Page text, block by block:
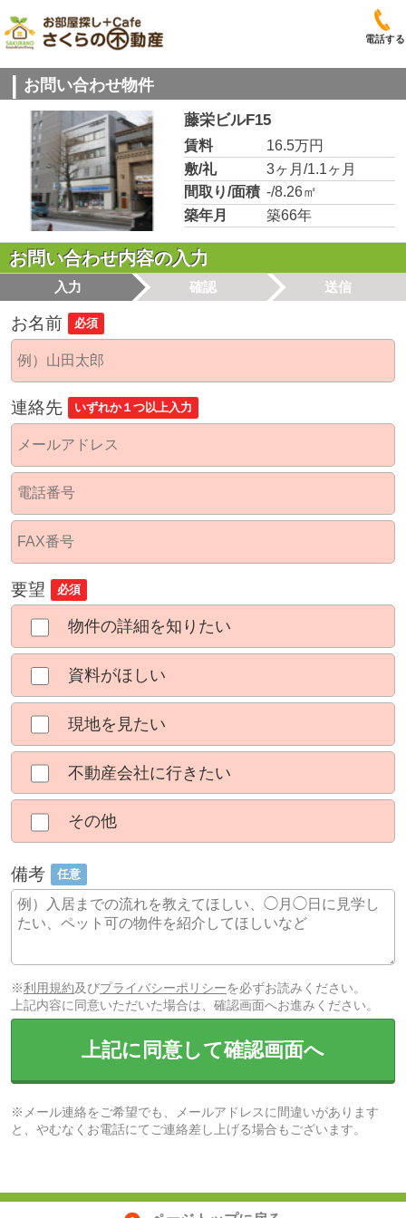
電話する
お問い合わせ物件
藤栄ビルF15
賃料
16.5万円
敷/礼
3ヶ月/1.1ヶ月
間取り/面積 -/8.26㎡
築年月
築66年
お問い合わせ内容の入力
入力 確認 送信
お名前 必須
連絡先 いずれか１つ以上入力
要望 必須
物件の詳細を知りたい
資料がほしい
現地を見たい
不動産会社に行きたい
その他
備考 任意
※利用規約及びプライバシーポリシーを必ずお読みください。
上記内容に同意いただいた場合は、確認画面へお進みください。
上記に同意して確認画面へ
※メール連絡をご希望でも、メールアドレスに間違いがあります
と、やむなくお電話にてご連絡差し上げる場合もございます。